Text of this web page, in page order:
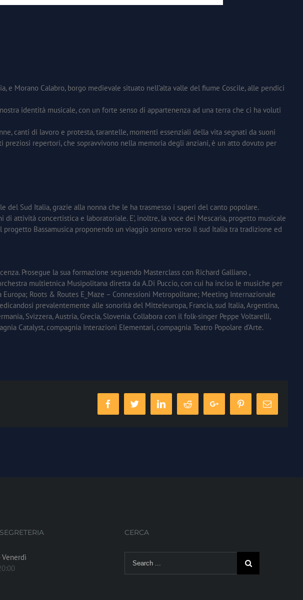
Morano Calabro, borgo medievale situato nell’alta valle del fiume Coscile, alle pendici
identità musicale, con un forte senso di appartenenza ad una terra che ci ha voluti
canti di lavoro e protesta, tarantelle, momenti essenziali della vita segnati da suoni
preziosi repertori, che sopravvivono nella memoria degli anziani, è un atto dovuto per
del Sud Italia, grazie alla nonna che le ha trasmesso i saperi del canto popolare.
attività concertistica e laboratoriale. E’, inoltre, la voce dei Mescarìa, progetto musicale
Bassamusica proponendo un viaggio sonoro verso il sud Italia tra tradizione ed
Prosegue la sua formazione seguendo Masterclass con Richard Galliano ,
multietnica Musipolitana diretta da A.Di Puccio, con cui ha inciso le musiche per
Roots & Routes E_Maze – Connessioni Metropolitane; Meeting Internazionale
prevalentemente alle sonorità del Mitteleuropa, Francia, sud Italia, Argentina,
Svizzera, Austria, Grecia, Slovenia. Collabora con il folk-singer Peppe Voltarelli,
Catalyst, compagnia Interazioni Elementari, compagnia Teatro Popolare d’Arte.
FacebookTwitterLinkedinReddit Google+ PinterestEmail
Venerdì
CERCA
for: